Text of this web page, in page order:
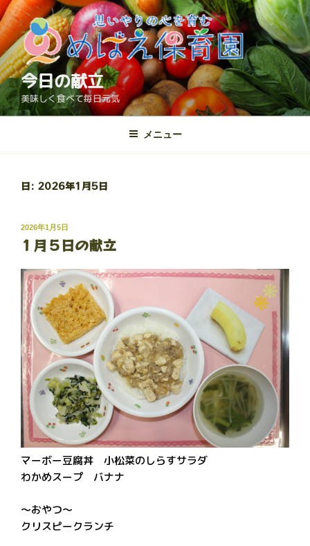
コ
ン
テ
ン
ツ
ス
プ
今日の献立
美味しく食べて毎日元気
メニュー
日: 2026年1月5日
投
稿
日:
2026年1月5日
１月５日の献立
マーボー豆腐丼 小松菜のしらすサラダ
わかめスープ バナナ
～おやつ～
クリスピークランチ